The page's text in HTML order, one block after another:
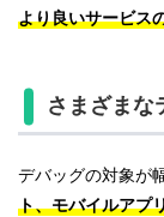
より良いサービス
さまざまな
デバッグの対象が
ト、モバイルアプ